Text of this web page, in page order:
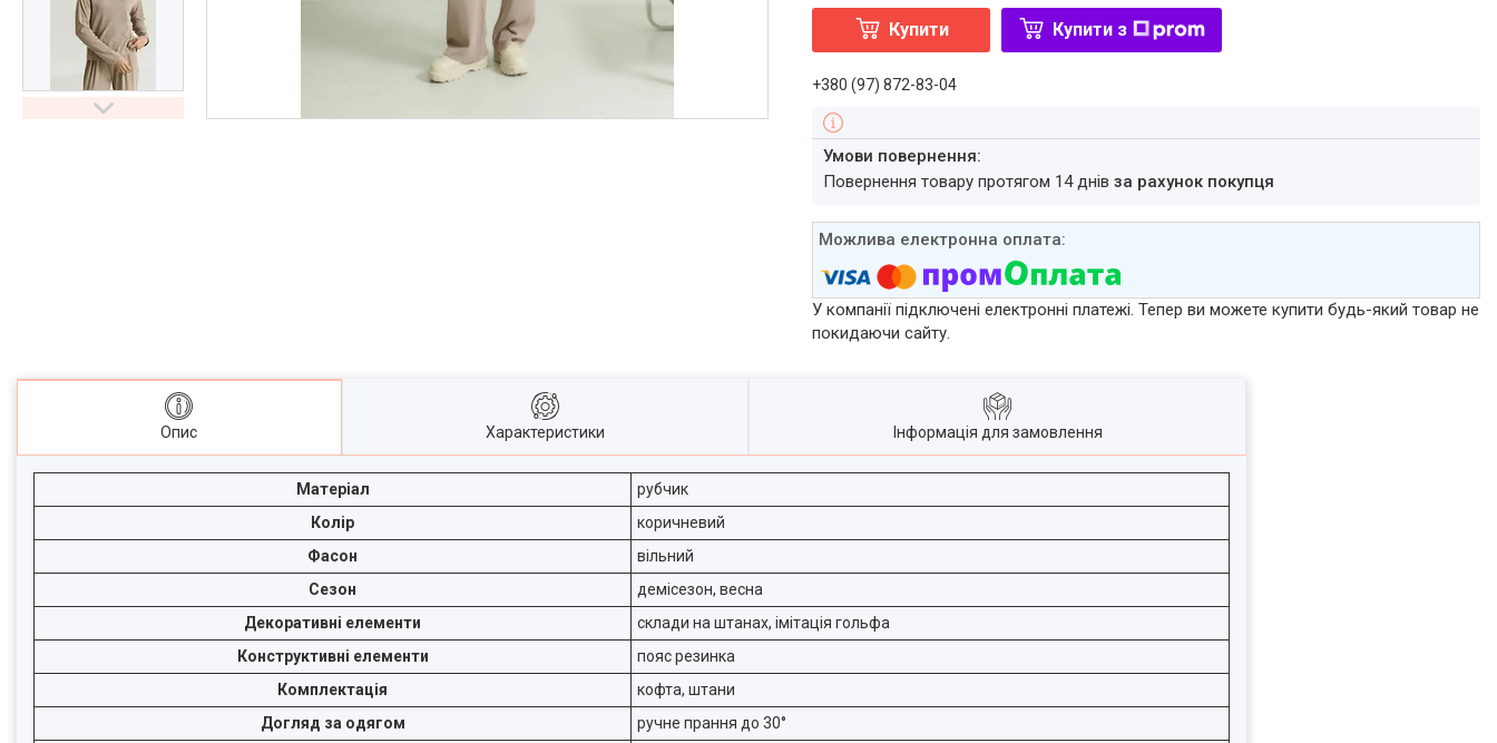
Купити Купити з
+380 (97) 872-83-04
повернення товару протягом 14 днівза рахунок покупця
У компанії підключені електронні платежі. Тепер ви можете купити будь-який товар не
покидаючи сайту.
Опис Характеристики Інформація для замовлення
Матеріал
рубчик
Колір
коричневий
Фасон
вільний
Сезон
демісезон, весна
Декоративні елементи
склади на штанах, імітація гольфа
Конструктивні елементи
пояс резинка
Комплектація
кофта, штани
Догляд за одягом
ручне прання до 30°